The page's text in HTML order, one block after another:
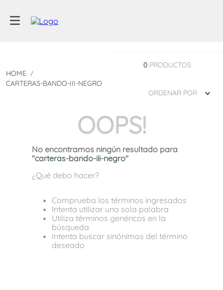
CARTERAS-BANDO-III-NEGRO
0 PRODUCTOS
ORDENAR POR
OOPS!
No encontramos ningún resultado para
"carteras-bando-iii-negro"
¿Qué debo hacer?
Comprueba los términos ingresados
Intenta utilizar una sola palabra
Utiliza términos genéricos en la
búsqueda
Intenta buscar sinónimos del término
deseado